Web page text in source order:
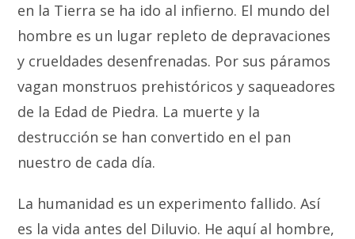
en la Tierra se ha ido al infierno. El mundo del
hombre es un lugar repleto de depravaciones
y crueldades desenfrenadas. Por sus páramos
vagan monstruos prehistóricos y saqueadores
de la Edad de Piedra. La muerte y la
destrucción se han convertido en el pan
nuestro de cada día.
La humanidad es un experimento fallido. Así
es la vida antes del Diluvio. He aquí al hombre,